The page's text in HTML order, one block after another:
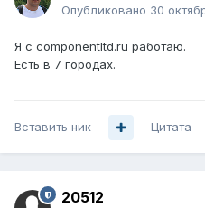
Опубликовано 30
Я с componentltd.ru работаю.
Есть в 7 городах.
Вставить ник Цитата
20512